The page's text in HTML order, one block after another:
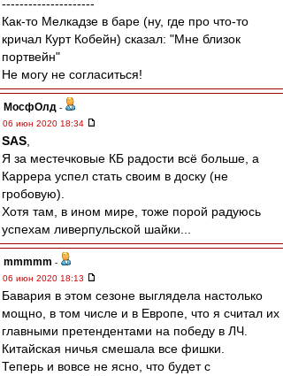
---------------------
Как-то Мелкадзе в баре (ну, где про что-то
кричал Курт Кобейн) сказал: "Мне близок
портвейн"
Не могу не согласиться!
МосфОлд -
06 июн 2020 18:34
SAS
Я за местечковые КБ радости всё больше, а
Каррера успел стать своим в доску (не
гробовую).
Хотя там, в ином мире, тоже порой радуюсь
успехам ливерпульской шайки...
mmmmm -
06 июн 2020 18:13
Бавария в этом сезоне выглядела настолько
мощно, в том числе и в Европе, что я считал их
главными претендентами на победу в ЛЧ.
Китайская ничья смешала все фишки.
Теперь и вовсе не ясно, что будет с